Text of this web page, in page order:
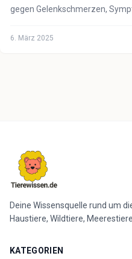
gegen Gelenkschmerzen,
6. März 2025
Deine Wissensquelle rund um
Haustiere, Wildtiere,
KATEGORIEN